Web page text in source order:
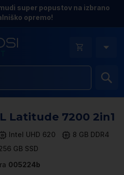
super popustov na izbrano
opremo!
Latitude 7200 2in1
Intel UHD 620
8 GB DDR4
GB SSD
005224b